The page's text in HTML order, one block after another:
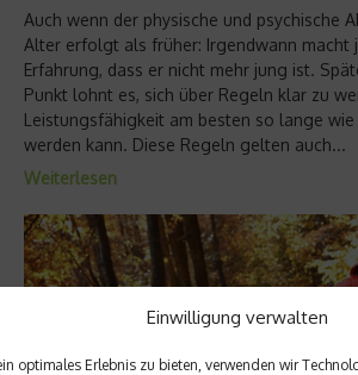
Einwilligung verwalten
optimales Erlebnis zu bieten, verwenden wir
Auch wenn der physische und psychische
Alter erfolgt als früher: Irgendwann macht
Erfahrung, dass er nicht mehr jung ist.
Punkt lohnt es, sich über Regeln klar zu
Leistungsfähigkeit am besten so lange
werden kann. Diese Regeln gelten auch...
Weiterlesen